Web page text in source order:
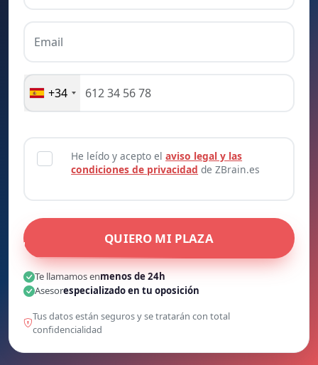
Email
+34
He leído y acepto elaviso legal y las
condiciones de privacidad de ZBrain.es
QUIERO MI PLAZA
Te llamamos enmenos de 24h
Asesorespecializado en tu oposición
Tus datos están seguros y se tratarán con total
confidencialidad